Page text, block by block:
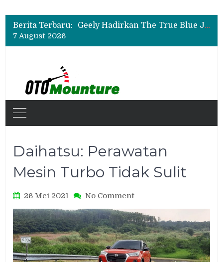
Berita Terbaru:
Geely Hadirkan The True Blue Journey, Fans Bisa Dapat Tiket Chelsea vs AC Milan
Auto2000 Gelar Kompetisi Mekanik Terbaik 2026, Ini Daftar Lengkap Juaranya
7 August 2026
Daihatsu: Perawatan
Mesin Turbo Tidak Sulit
26 Mei 2021 No Commenton
Perawatan
Mesin
Turbo
Tidak
Sulit